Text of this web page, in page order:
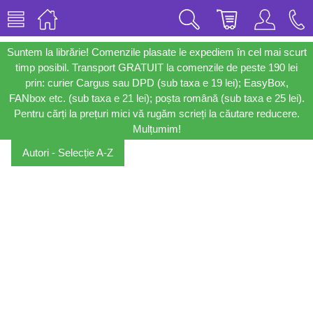
Suntem la librărie! Comenzile plasate le expediem în cel mai scurt
timp posibil. Transport GRATUIT la comenzile de peste 190 lei
prin: curier Cargus sau DPD (sub taxa e 19 lei); EasyBox,
FANbox etc. (sub taxa e 21 lei); poșta română (sub taxa e 25 lei).
Pentru cărți la prețuri mici vă rugăm scrieți la căutare reducere.
Mulțumim!
Autori - Selecție A-Z